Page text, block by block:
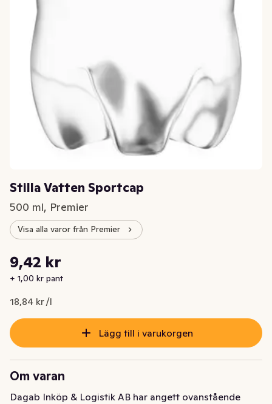
Stilla Vatten Sportcap
500 ml, Premier
Visa alla varor från Premier
Nuvarande pris är: 9,42 kr
9,42 kr
+ 1,00 kr pant
18,84 kr /l
Styckpris: 18,84 kr /l
Lägg till i varukorgen
Om varan
Dagab Inköp & Logistik AB har angett ovanstående